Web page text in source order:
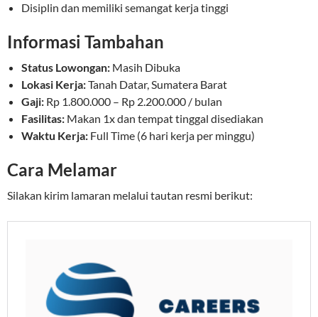
Disiplin dan memiliki semangat kerja tinggi
Informasi Tambahan
Status Lowongan: Masih Dibuka
Lokasi Kerja:Tanah Datar, Sumatera Barat
Gaji: Rp 1.800.000 – Rp 2.200.000 / bulan
Fasilitas: Makan 1x dan tempat tinggal disediakan
Waktu Kerja: Full Time (6 hari kerja per minggu)
Cara Melamar
Silakan kirim lamaran melalui tautan resmi berikut: